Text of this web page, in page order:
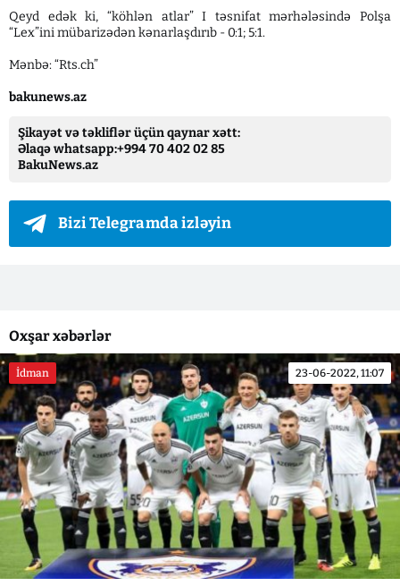
Qeyd edək ki, “köhlən atlar” I təsnifat mərhələsində Polşa
“Lex”ini mübarizədən kənarlaşdırıb - 0:1; 5:1.
Mənbə: “Rts.ch”
bakunews.az
Şikayət və təkliflər üçün qaynar xətt:
Əlaqə whatsapp:+994 70 402 02 85
BakuNews.az
Bizi Telegramda izləyin
Oxşar xəbərlər
İdman 23-06-2022, 11:07